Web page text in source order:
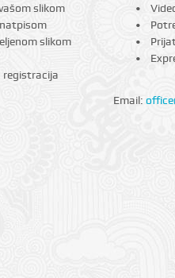
slikom
slikom
registracija
Email: